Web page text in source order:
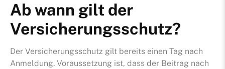
Ab wann gilt der
Versicherungsschutz?
Der Versicherungsschutz gilt bereits einen Tag nach
Anmeldung. Voraussetzung ist, dass der Beitrag nach